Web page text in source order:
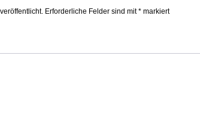
Erforderliche Felder sind mit* markiert